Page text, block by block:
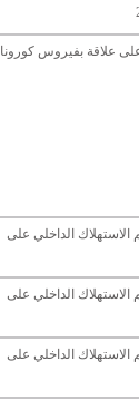
علاقة بفيروس كورونا
الاستهلاك الداخلي على
الاستهلاك الداخلي على
الاستهلاك الداخلي على